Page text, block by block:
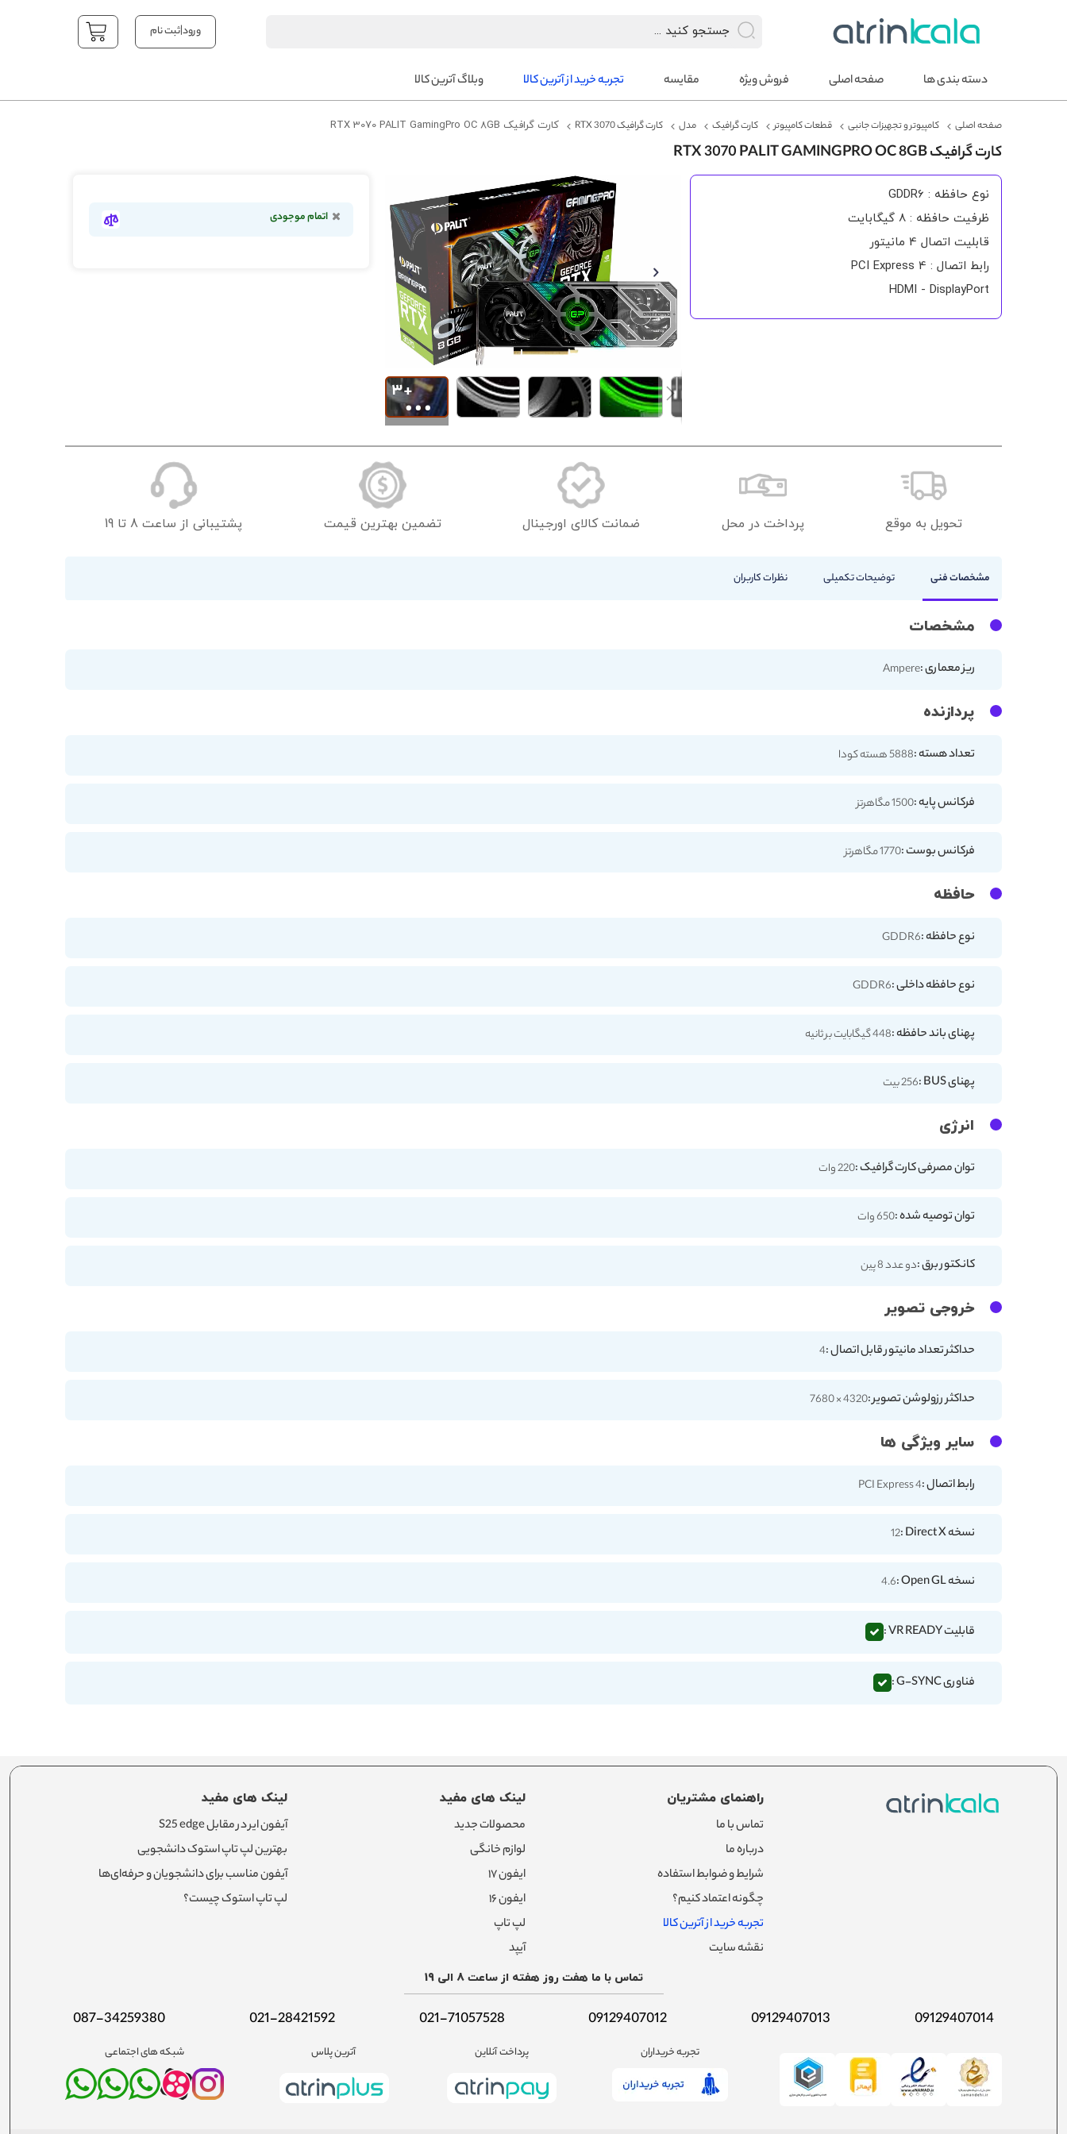
ورود|ثبت نام
YOUR CART
دسته بندی ها
صفحه اصلی فروش ویژه مقایسه تجربه خرید از آترین کالا وبلاگ آترین کالا
صفحه اصلی کامپیوتر و تجهیزات جانبی قطعات کامپیوتر کارت گرافیک مدل کارت گرافیک RTX 3070 کارت گرافیک RTX 3070 PALIT GamingPro OC 8GB
کارت گرافیک RTX 3070 PALIT GAMINGPRO OC 8GB
نوع حافظه : GDDR6
ظرفیت حافظه : 8 گیگابایت
قابلیت اتصال 4 مانیتور
رابط اتصال : PCI Express 4
HDMI - DisplayPort
به
اتمام موجودی
تحویل به موقع پرداخت در محل ضمانت کالای اورجینال تضمین بهترین قیمت پشتیبانی از ساعت 8 تا 19
مشخصات فنی توضیحات تکمیلی نظرات کاربران
مشخصات
ریز معماری :Ampere
پردازنده
تعداد هسته :5888 هسته کودا
فرکانس پایه :1500 مگاهرتز
فرکانس بوست :1770 مگاهرتز
حافظه
نوع حافظه :GDDR6
نوع حافظه داخلی :GDDR6
پهنای باند حافظه :448 گیگابایت بر ثانیه
پهنای BUS : 256 بیت
انرژی
توان مصرفی کارت گرافیک :220 وات
توان توصیه شده :650 وات
کانکتور برق :دو عدد 8 پین
خروجی تصویر
حداکثر تعداد مانیتور قابل اتصال :4
حداکثر رزولوشن تصویر :4320 × 7680
سایر ویژگی ها
رابط اتصال :PCI Express 4
نسخه Direct X : 12
نسخه Open GL : 4.6
قابلیت VR READY :
فناوری G-SYNC :
راهنمای مشتریان
تماس با ما
درباره ما
شرایط و ضوابط استفاده
چگونه اعتماد کنیم؟
تجربه خرید از آترین کالا
نقشه سایت
لینک های مفید
محصولات جدید
لوازم خانگی
ایفون ۱۷
ایفون ۱۶
لپ تاپ
آیپد
لینک های مفید
آیفون ایر در مقابل S25 edge
بهترین لپ تاپ استوک دانشجویی
آیفون مناسب برای دانشجویان و حرفه‌ای‌ها
لپ تاپ استوک چیست؟
تماس با ما هفت روز هفته از ساعت 8 الی 19
09129407014
09129407013
09129407012
021-71057528
021-28421592
087-34259380
تجربه خریداران پرداخت آنلاین آترین پلاس شبکه های اجتماعی